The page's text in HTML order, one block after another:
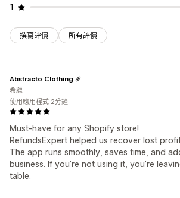
1
撰寫評價 所有評價
Must-have for any Shopify store!
RefundsExpert helped us recover lost
The app runs smoothly, saves time, and
business. If you’re not using it, you’re
table.
Abstracto Clothing
希臘
使用應用程式 2分鐘